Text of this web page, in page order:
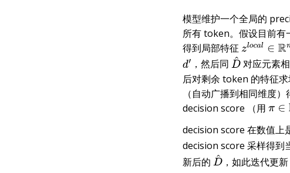
模型维护一个全局的
所有 token。假设目前有
得到局部特征 zloca ∈Rn×
d′ ，然后同D^对应元素
后对剩余 token 的特征
（自动广播到相同维度）
decision score （用 π∈R
decision score 在数值上
decision score 采样得到
新后的 D^ ，如此迭代更